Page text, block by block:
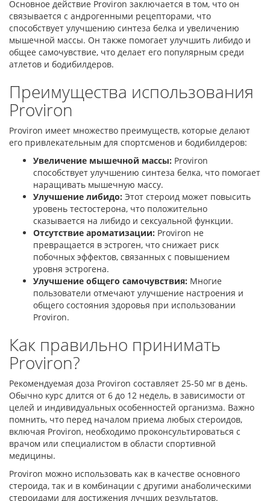
Основное действие Proviron заключается в том, что он
связывается с андрогенными рецепторами, что
способствует улучшению синтеза белка и увеличению
мышечной массы. Он также помогает улучшить либидо и
общее самочувствие, что делает его популярным среди
атлетов и бодибилдеров.
Преимущества использования
Proviron
Proviron имеет множество преимуществ, которые делают
его привлекательным для спортсменов и бодибилдеров:
Увеличение мышечной массы: Proviron
способствует улучшению синтеза белка, что помогает
наращивать мышечную массу.
Улучшение либидо: Этот стероид может повысить
уровень тестостерона, что положительно
сказывается на либидо и сексуальной функции.
Отсутствие ароматизации: Proviron не
превращается в эстроген, что снижает риск
побочных эффектов, связанных с повышением
уровня эстрогена.
Улучшение общего самочувствия: Многие
пользователи отмечают улучшение настроения и
общего состояния здоровья при использовании
Proviron.
Как правильно принимать
Proviron?
Рекомендуемая доза Proviron составляет 25-50 мг в день.
Обычно курс длится от 6 до 12 недель, в зависимости от
целей и индивидуальных особенностей организма. Важно
помнить, что перед началом приема любых стероидов,
включая Proviron, необходимо проконсультироваться с
врачом или специалистом в области спортивной
медицины.
Proviron можно использовать как в качестве основного
стероида, так и в комбинации с другими анаболическими
стероидами для достижения лучших результатов.